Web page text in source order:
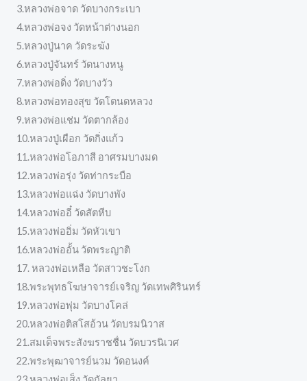
3.หลวงพ่อจาด วัดบางกระเบา
4.หลวงพ่อจง วัดหน้าต่างนอก
5.หลวงปู่นาค วัดระฆัง
6.หลวงปู่จันทร์ วัดนางหนู
7.หลวงพ่อดิ่ง วัดบางวัว
8.หลวงพ่อทองสุข วัดโตนดหลวง
9.หลวงพ่อแช่ม วัดตากล้อง
10.หลวงปู่เผือก วัดกิ่งแก้ว
11.หลวงพ่อโอภาสี อาศรมบางมด
12.หลวงพ่อรุ่ง วัดท่ากระบือ
13.หลวงพ่อแฉ่ง วัดบางพัง
14.หลวงพ่ออี๋ วัดสัตหีบ
15.หลวงพ่ออิ่ม วัดหัวเขา
16.หลวงพ่ออั้น วัดพระญาติ
17. หลวงพ่อเหลือ วัดสาวชะโงก
18.พระพุทธโฆษาจารย์เจริญ วัดเทพศิรินทร์
19.หลวงพ่อพุ่ม วัดบางโคล่
20.หลวงพ่อติสโสอ้วน วัดบรมนิวาส
21.สมเด็จพระสังฆราชชื่น วัดบวรนิเวศ
22.พระพุฒาจารย์นวม วัดอนงค์